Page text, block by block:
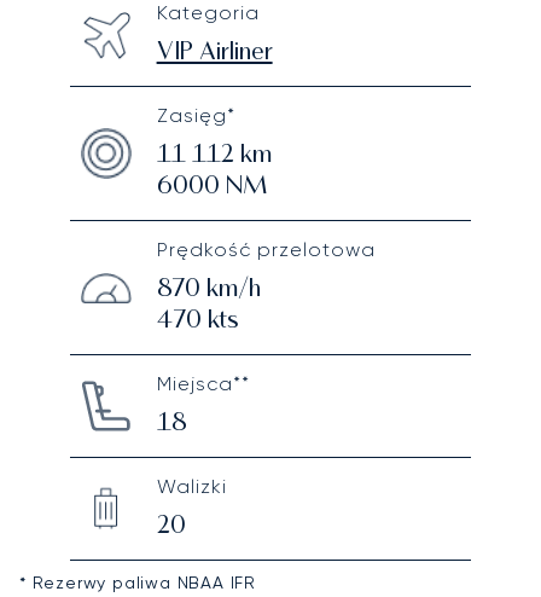
Kategoria
VIP Airliner
Zasięg*
11 112 km
6000 NM
Prędkość przelotowa
870 km/h
470 kts
Miejsca**
18
Walizki
20
* Rezerwy paliwa NBAA IFR